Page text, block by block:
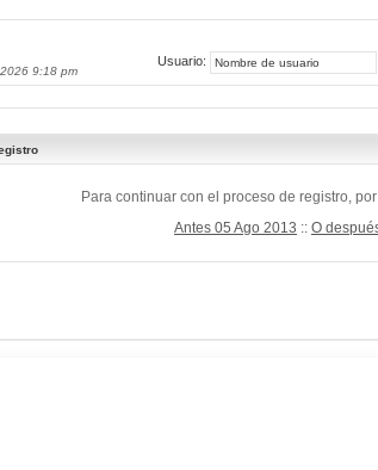
9:18 pm
Usuario:
Para continuar con el proceso de registro,
Antes 05 Ago 2013 :: O